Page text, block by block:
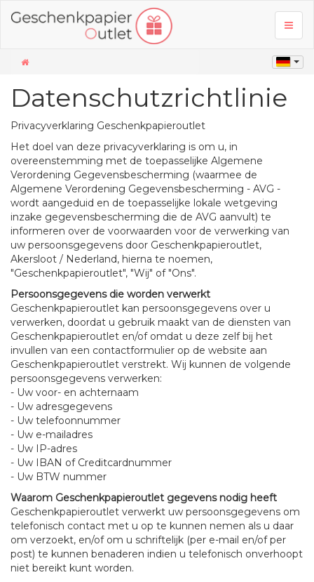
Datenschutzrichtlinie
Privacyverklaring Geschenkpapieroutlet
Het doel van deze privacyverklaring is om u, in
overeenstemming met de toepasselijke Algemene
Verordening Gegevensbescherming (waarmee de
Algemene Verordening Gegevensbescherming - AVG -
wordt aangeduid en de toepasselijke lokale wetgeving
inzake gegevensbescherming die de AVG aanvult) te
informeren over de voorwaarden voor de verwerking van
uw persoonsgegevens door Geschenkpapieroutlet,
Akersloot / Nederland, hierna te noemen,
"Geschenkpapieroutlet", "Wij" of "Ons".
Persoonsgegevens die worden verwerkt
Geschenkpapieroutlet kan persoonsgegevens over u
verwerken, doordat u gebruik maakt van de diensten van
Geschenkpapieroutlet en/of omdat u deze zelf bij het
invullen van een contactformulier op de website aan
Geschenkpapieroutlet verstrekt. Wij kunnen de volgende
persoonsgegevens verwerken:
- Uw voor- en achternaam
- Uw adresgegevens
- Uw telefoonnummer
- Uw e-mailadres
- Uw IP-adres
- Uw IBAN of Creditcardnummer
- Uw BTW nummer
Waarom Geschenkpapieroutlet gegevens nodig heeft
Geschenkpapieroutlet verwerkt uw persoonsgegevens om
telefonisch contact met u op te kunnen nemen als u daar
om verzoekt, en/of om u schriftelijk (per e-mail en/of per
post) te kunnen benaderen indien u telefonisch onverhoopt
niet bereikt kunt worden.